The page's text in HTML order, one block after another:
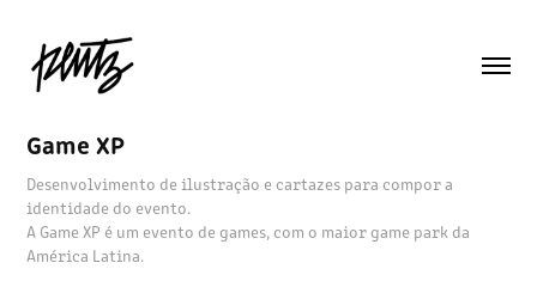
Game XP
Desenvolvimento de ilustração e cartazes para compor a
identidade do evento.
A Game XP é um evento de games, com o maior game park da
América Latina.